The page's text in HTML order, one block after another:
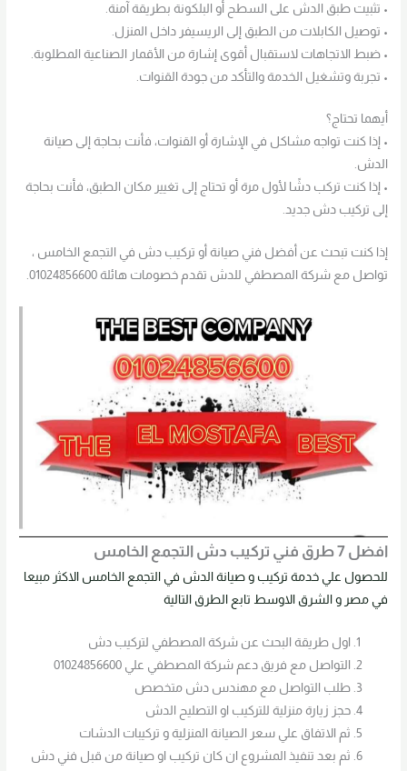
• تثبيت طبق الدش على السطح أو البلكونة بطريقة آمنة.
• توصيل الكابلات من الطبق إلى الريسيفر داخل المنزل.
• ضبط الاتجاهات لاستقبال أقوى إشارة من الأقمار الصناعية المطلوبة.
• تجربة وتشغيل الخدمة والتأكد من جودة القنوات.
أيهما تحتاج؟
• إذا كنت تواجه مشاكل في الإشارة أو القنوات، فأنت بحاجة إلى صيانة
الدش.
• إذا كنت تركب دشًا لأول مرة أو تحتاج إلى تغيير مكان الطبق، فأنت بحاجة
إلى تركيب دش جديد.
إذا كنت تبحث عن أفضل فني صيانة أو تركيب دش في التجمع الخامس ،
تواصل مع شركة المصطفي للدش تقدم خصومات هائلة 01024856600.
افضل 7 طرق فني تركيب دش التجمع الخامس
للحصول علي خدمة تركيب و صيانة الدش في التجمع الخامس الاكثر مبيعا
في مصر و الشرق الاوسط تابع الطرق التالية
اول طريقة البحث عن شركة المصطفي لتركيب دش
التواصل مع فريق دعم شركة المصطفي علي 01024856600
طلب التواصل مع مهندس دش متخصص
حجز زيارة منزلية للتركيب او التصليح الدش
ثم الاتفاق علي سعر الصيانة المنزلية و تركيبات الدشات
ثم بعد تنفيذ المشروع ان كان تركيب او صيانة من قبل فني دش